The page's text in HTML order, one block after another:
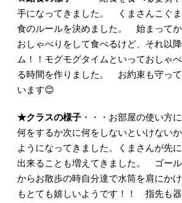
手になってきました。 くまさんこぐ
食のルールを決めました。 始まってか
おしゃべりをして食べるけど、それ以
ム！！モグモグタイムといっておしゃ
る時間を作りました。 お約束も守っ
います😊
★クラスの様子・・・お部屋の使い方
何をするか次に何をしないといけない
ようになってきました。くまさんが先
出来ることも増えてきました。 ゴー
からお散歩の時自分達で水筒を肩にか
もとても嬉しいようです！！ 指先も